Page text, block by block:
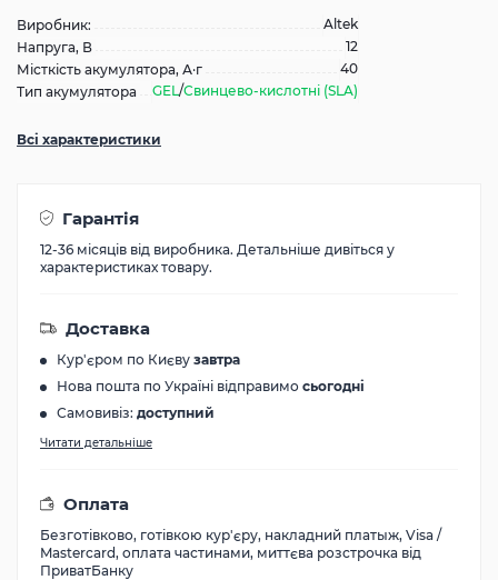
Виробник:
Altek
Напруга, В
12
Місткість акумулятора, А·г
40
Тип акумулятора
GEL/Свинцево-кислотні (SLA)
Всі характеристики
Гарантія
12-36 місяців від виробника. Детальніше дивіться у
характеристиках товару.
Доставка
Кур'єром по Києву завтра
Нова пошта по Україні відправимо сьогодні
Самовивіз: доступний
Читати детальніше
Оплата
Безготівково, готівкою кур'єру, накладний платыж, Visa /
Mastercard, оплата частинами, миттєва розстрочка від
ПриватБанку